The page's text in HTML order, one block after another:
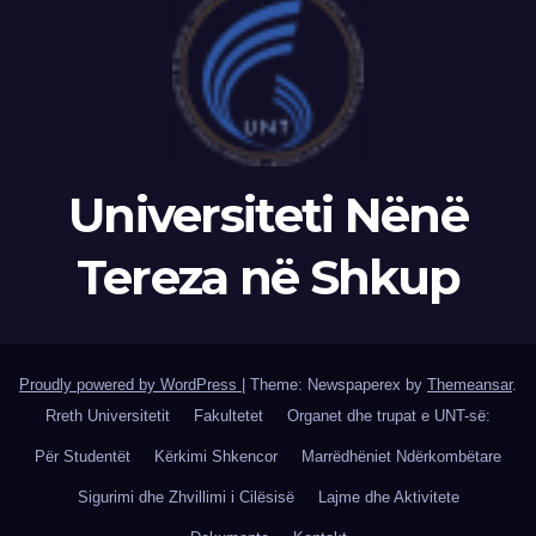
Universiteti Nënë
Tereza në Shkup
Proudly powered by WordPress Theme: Newspaperex by Themeansar.
Rreth Universitetit
Fakultetet Organet dhe trupat e UNT-së:
Për Studentët Kërkimi Shkencor Marrëdhëniet Ndërkombëtare
Sigurimi dhe Zhvillimi i Cilësisë Lajme dhe Aktivitete